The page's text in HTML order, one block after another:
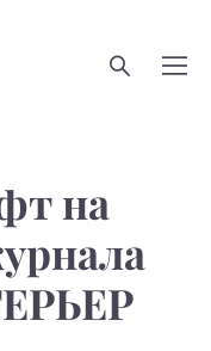
на